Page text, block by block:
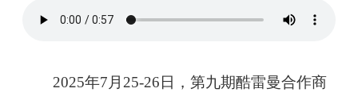
2025年7月25-26日，第九期酷雷曼合作商